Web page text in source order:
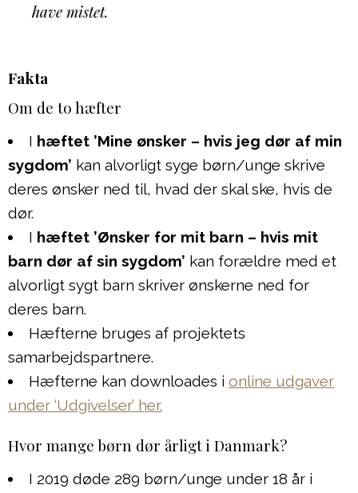
have mistet.
Fakta
Om de to hæfter
I hæftet ’Mine ønsker – hvis jeg dør af min
sygdom’ kan alvorligt syge børn/unge skrive
deres ønsker ned til, hvad der skal ske, hvis de
dør.
I hæftet ’Ønsker for mit barn – hvis mit
barn dør af sin sygdom’ kan forældre med et
alvorligt sygt barn skriver ønskerne ned for
deres barn.
Hæfterne bruges af projektets
samarbejdspartnere.
Hæfterne kan downloades i online udgaver
under ‘Udgivelser’ her.
Hvor mange børn dør årligt i Danmark?
I 2019 døde 289 børn/unge under 18 år i